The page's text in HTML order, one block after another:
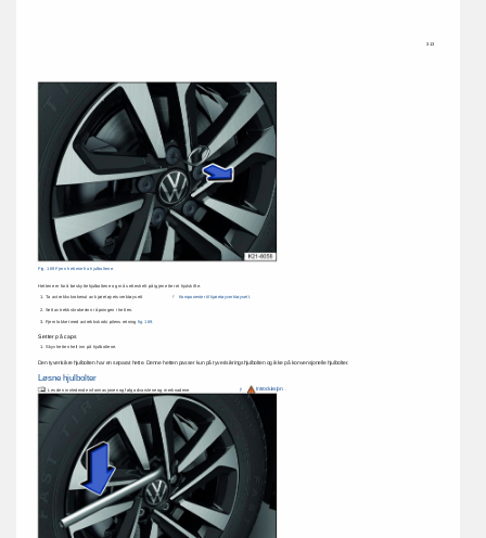
313
1. Ta avtrekkskroken ut av kjøretøyets verktøysett
Les den innledende informasjonen og følg advarslene og merknadene ÿ
Komponenter til kjøretøyverktøysett.
2. Sett avtrekkskroken inn i åpningen i hetten.
Introduksjon .
3. Fjern lokket med avtrekkskrok i pilens retning fig. 169.
1. Skyv hetten helt inn på hjulboltene.
Fig. 169 Fjern hettene fra hjulboltene.
Den tyverisikre hjulbolten har en separat hette. Denne hetten passer kun på tyverisikringshjulbolten og ikke på konvensjonelle hjulbolter.
Hettene er for å beskytte hjulboltene og må settes helt på igjen etter et hjulskifte.
Løsne hjulbolter
Setter på caps